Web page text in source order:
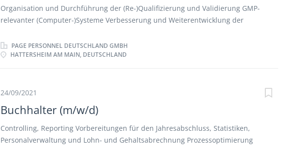
Organisation und Durchführung der (Re-)Qualifizierung und Validierung GMP-
relevanter (Computer-)Systeme Verbesserung und Weiterentwicklung der
Einhaltung von gesetzlichen GMP- und internen Vorschriften hinsichtlich
Qualifizierung, Validierung und Computervalidierung Erstellung der
mit internen und externen Schnittstellen
PAGE PERSONNEL DEUTSCHLAND GMBH
HATTERSHEIM AM MAIN, DEUTSCHLAND
24/09/2021
Buchhalter (m/w/d)
Controlling, Reporting Vorbereitungen für den Jahresabschluss, Statistiken,
Personalverwaltung und Lohn- und Gehaltsabrechnung Prozessoptimierung